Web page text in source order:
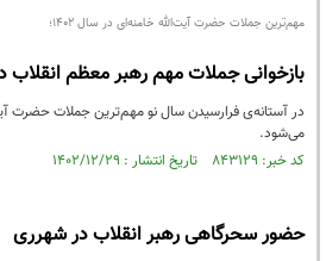
مهم‌ترین جملات حضرت آیت‌الله خامنه‌ای در سال ۱۴۰۲؛
بازخوانی جملات مهم رهبر معظم
می‌شود.
کد خبر: ۸۴۳۱۲۹ تاریخ انتشار : ۱۴۰۲/۱۲/۲۹
حضور سحرگاهی رهبر انقلاب در شهرری